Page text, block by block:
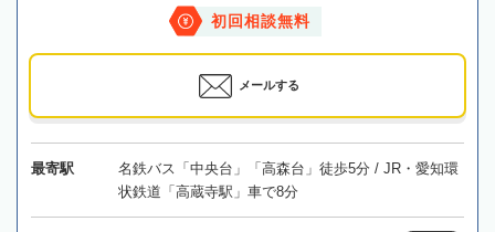
初回相談無料
メールする
最寄駅
名鉄バス「中央台」「高森台」徒歩5分 / JR・愛知環
状鉄道「高蔵寺駅」車で8分